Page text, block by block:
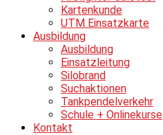
Kartenkunde
UTM Einsatzkarte
Ausbildung
Ausbildung
Einsatzleitung
Silobrand
Suchaktionen
Tankpendelverkehr
Schule + Onlinekurse
Kontakt